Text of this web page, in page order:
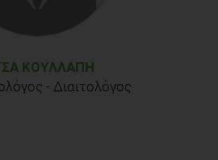
ΚΟΥΛΛΑΠΉ
- Διαιτολόγος